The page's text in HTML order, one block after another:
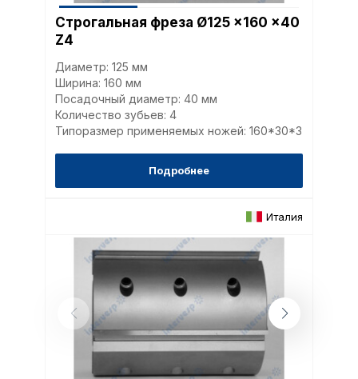
Строгальная фреза Ø125 x160 x40
Z4
Диаметр: 125 мм
Ширина: 160 мм
Посадочный диаметр: 40 мм
Количество зубьев: 4
Типоразмер применяемых ножей: 160*30*3
Подробнее
Италия